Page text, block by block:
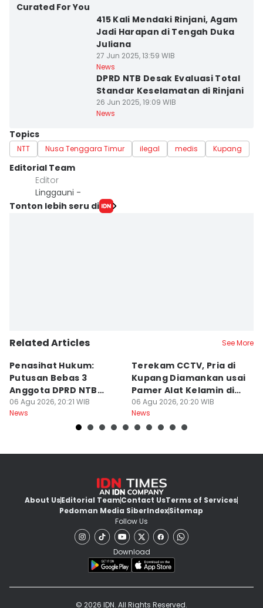
Curated For You
415 Kali Mendaki Rinjani, Agam
Jadi Harapan di Tengah Duka
Juliana
27 Jun 2025, 13:59 WIB
News
DPRD NTB Desak Evaluasi Total
Standar Keselamatan di Rinjani
26 Jun 2025, 19:09 WIB
News
Topics
NTT Nusa Tenggara Timur ilegal medis Kupang
Editorial Team
Editor
Linggauni -
Tonton lebih seru di
Related Articles See More
Penasihat Hukum:
Putusan Bebas 3
Anggota DPRD NTB
Bersifat Final
06 Agu 2026, 20:21 WIB
News
Terekam CCTV, Pria di
Kupang Diamankan usai
Pamer Alat Kelamin di
Kios
06 Agu 2026, 20:20 WIB
News
About UsEditorial TeamContact UsTerms of Services
Pedoman Media SiberIndexSitemap
Follow Us
Download
© 2026 IDN. All Rights Reserved.